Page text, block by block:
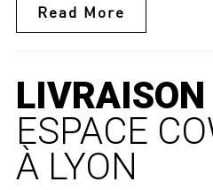
Read More
LIVRAISON
ESPACE
À LYON